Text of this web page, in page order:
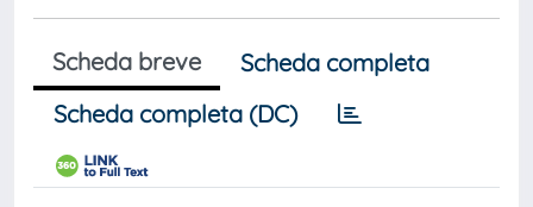
Scheda breve
Scheda completa
Scheda completa (DC)